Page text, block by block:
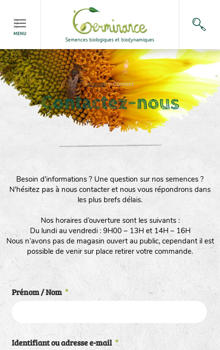
Accueil>Contact
Contactez-nous
Besoin d'informations ? Une question sur nos semences ?
N'hésitez pas à nous contacter et nous vous répondrons dans
les plus brefs délais.
Nos horaires d’ouverture sont les suivants :
Du lundi au vendredi : 9H00 – 13H et 14H – 16H
Nous n’avons pas de magasin ouvert au public, cependant il est
possible de venir sur place retirer votre commande.
Prénom / Nom *
Identifiant ou adresse e-mail *